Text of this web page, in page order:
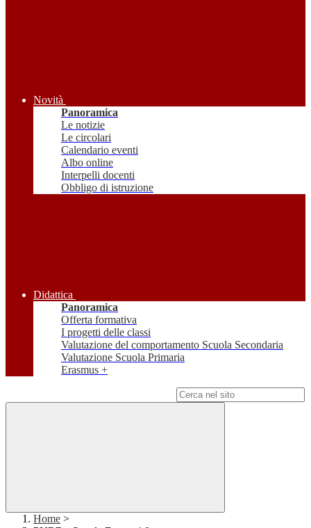
Novità
Panoramica
Le notizie
Le circolari
Calendario eventi
Albo online
Interpelli docenti
Obbligo di istruzione
Didattica
Panoramica
Offerta formativa
I progetti delle classi
Valutazione del comportamento Scuola Secondaria
Valutazione Scuola Primaria
Erasmus +
Home >